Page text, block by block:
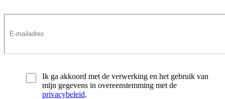
Ik ga akkoord met de verwerking en het gebruik van
mijn gegevens in overeenstemming met de
privacybeleid.